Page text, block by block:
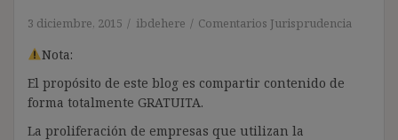
3 diciembre, 2015 ibdehere Comentarios Jurisprudencia
Nota:
El propósito de este blog es compartir contenido de
forma totalmente GRATUITA.
La proliferación de empresas que utilizan la